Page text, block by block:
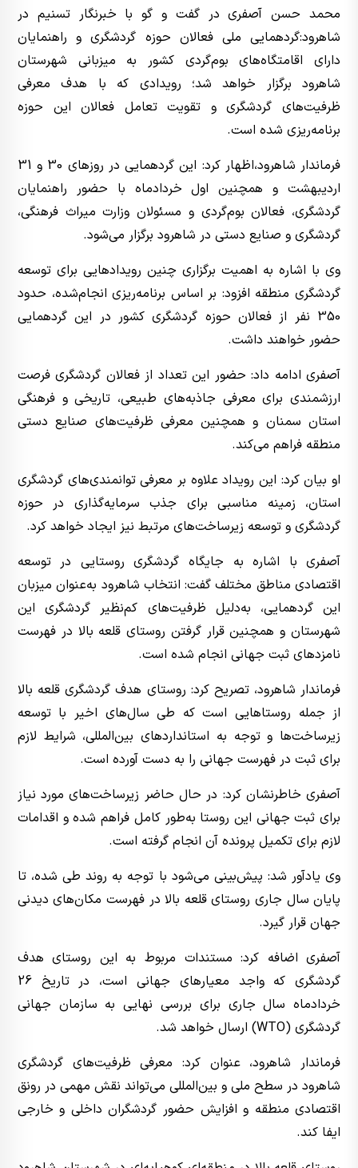
محمد حسن آصفری در گفت و گو با خبرنگار تسنیم در
شاهرود:گردهمایی ملی فعالان حوزه گردشگری و راهنمایان
دارای اقامتگاه‌های بوم‌گردی کشور به میزبانی شهرستان
شاهرود برگزار خواهد شد؛ رویدادی که با هدف معرفی
ظرفیت‌های گردشگری و تقویت تعامل فعالان این حوزه
برنامه‌ریزی شده است.
فرماندار شاهرود،اظهار کرد: این گردهمایی در روزهای 30 و 31
اردیبهشت و همچنین اول خردادماه با حضور راهنمایان
گردشگری، فعالان بوم‌گردی و مسئولان وزارت میراث فرهنگی،
گردشگری و صنایع دستی در شاهرود برگزار می‌شود.
وی با اشاره به اهمیت برگزاری چنین رویدادهایی برای توسعه
گردشگری منطقه افزود: بر اساس برنامه‌ریزی انجام‌شده، حدود
350 نفر از فعالان حوزه گردشگری کشور در این گردهمایی
حضور خواهند داشت.
آصفری ادامه داد: حضور این تعداد از فعالان گردشگری فرصت
ارزشمندی برای معرفی جاذبه‌های طبیعی، تاریخی و فرهنگی
استان سمنان و همچنین معرفی ظرفیت‌های صنایع دستی
منطقه فراهم می‌کند.
او بیان کرد: این رویداد علاوه بر معرفی توانمندی‌های گردشگری
استان، زمینه مناسبی برای جذب سرمایه‌گذاری در حوزه
گردشگری و توسعه زیرساخت‌های مرتبط نیز ایجاد خواهد کرد.
آصفری با اشاره به جایگاه گردشگری روستایی در توسعه
اقتصادی مناطق مختلف گفت: انتخاب شاهرود به‌عنوان میزبان
این گردهمایی، به‌دلیل ظرفیت‌های کم‌نظیر گردشگری این
شهرستان و همچنین قرار گرفتن روستای قلعه بالا در فهرست
نامزدهای ثبت جهانی انجام شده است.
فرماندار شاهرود، تصریح کرد: روستای هدف گردشگری قلعه بالا
از جمله روستاهایی است که طی سال‌های اخیر با توسعه
زیرساخت‌ها و توجه به استانداردهای بین‌المللی، شرایط لازم
برای ثبت در فهرست جهانی را به دست آورده است.
آصفری خاطرنشان کرد: در حال حاضر زیرساخت‌های مورد نیاز
برای ثبت جهانی این روستا به‌طور کامل فراهم شده و اقدامات
لازم برای تکمیل پرونده آن انجام گرفته است.
وی یادآور شد: پیش‌بینی می‌شود با توجه به روند طی شده، تا
پایان سال جاری روستای قلعه بالا در فهرست مکان‌های دیدنی
جهان قرار گیرد.
آصفری اضافه کرد: مستندات مربوط به این روستای هدف
گردشگری که واجد معیارهای جهانی است، در تاریخ 26
خردادماه سال جاری برای بررسی نهایی به سازمان جهانی
گردشگری (WTO) ارسال خواهد شد.
فرماندار شاهرود، عنوان کرد: معرفی ظرفیت‌های گردشگری
شاهرود در سطح ملی و بین‌المللی می‌تواند نقش مهمی در رونق
اقتصادی منطقه و افزایش حضور گردشگران داخلی و خارجی
ایفا کند.